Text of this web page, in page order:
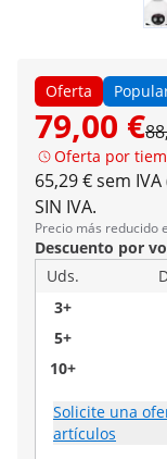
Oferta
79,00 €
Oferta por
65,29 € sem IVA
SIN IVA.
Precio más reducido
Descuento por
Uds.
3+
5+
10+
Solicite una
artículos